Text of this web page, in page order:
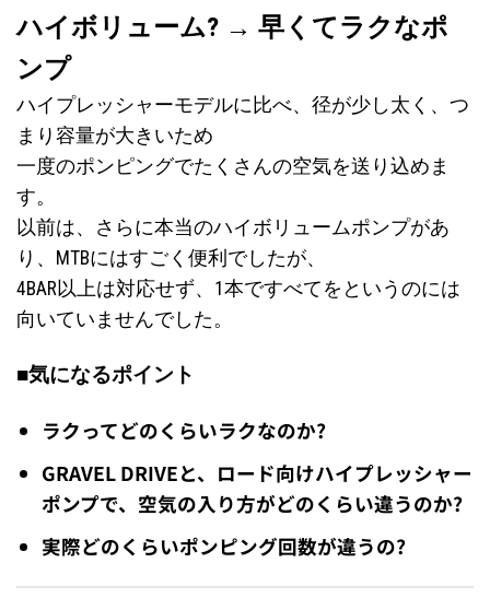
ハイボリューム? → 早くてラクなポ
ンプ
ハイプレッシャーモデルに比べ、径が少し太く、つ
まり容量が大きいため
一度のポンピングでたくさんの空気を送り込めま
す。
以前は、さらに本当のハイボリュームポンプがあ
り、MTBにはすごく便利でしたが、
4BAR以上は対応せず、1本ですべてをというのには
向いていませんでした。
■気になるポイント
ラクってどのくらいラクなのか?
GRAVEL DRIVEと、ロード向けハイプレッシャー
ポンプで、空気の入り方がどのくらい違うのか?
実際どのくらいポンピング回数が違うの?